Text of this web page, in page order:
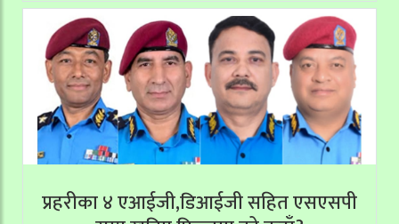
प्रहरीका ४ एआईजी,डिआईजी सहित एसएसपी